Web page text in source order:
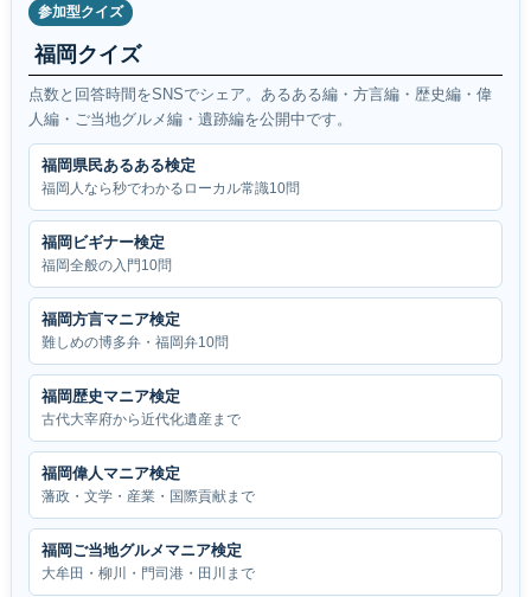
参加型クイズ
福岡クイズ
点数と回答時間をSNSでシェア。あるある編・方言編・歴史編・偉
人編・ご当地グルメ編・遺跡編を公開中です。
福岡県民あるある検定
福岡人なら秒でわかるローカル常識10問
福岡ビギナー検定
福岡全般の入門10問
福岡方言マニア検定
難しめの博多弁・福岡弁10問
福岡歴史マニア検定
古代大宰府から近代化遺産まで
福岡偉人マニア検定
藩政・文学・産業・国際貢献まで
福岡ご当地グルメマニア検定
大牟田・柳川・門司港・田川まで